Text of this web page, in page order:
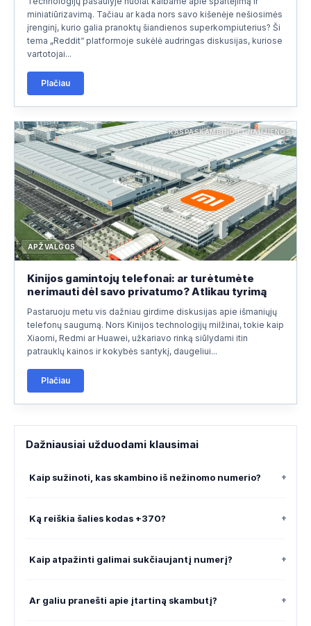
+370697
KAIMYNINĖS ŠALYS (5)
SKANDINAVIJA(5)
PIETŲ EUROPA (8) ▾
VIDURIO IR RYTŲ EUROPA(6) ▾
BALKANŲ ŠALYS(7) ▾
RUSIJA IR KAUKAZAS(4) ▾
ARTIMIEJI RYTAI (12)
AFRIKA(6)
VOKIETIJOS MIESTAI (DIDIEJI) (16)
JUNGTINĖS KARALYSTĖS MIESTAI (17)
miniatiūrizavimą. Tačiau ar kada nors savo kišenėje nešiosimės
įrenginį, kurio galia pranoktų šiandienos superkompiuterius? Ši
tema „Reddit“ platformoje sukėlė audringas diskusijas, kuriose
vartotojai...
Plačiau
KASPASKAMBINO.LT NAUJIENOS
APŽVALGOS
Kinijos gamintojų telefonai: ar turėtumėte
nerimauti dėl savo privatumo? Atlikau tyrimą
Pastaruoju metu vis dažniau girdime diskusijas apie išmaniųjų
telefonų saugumą. Nors Kinijos technologijų milžinai, tokie kaip
Xiaomi, Redmi ar Huawei, užkariavo rinką siūlydami itin
patrauklų kainos ir kokybės santykį, daugeliui...
Plačiau
Dažniausiai užduodami klausimai
Kaip sužinoti, kas skambino iš nežinomo numerio? +
Ką reiškia šalies kodas +370? +
Kaip atpažinti galimai sukčiaujantį numerį? +
Ar galiu pranešti apie įtartiną skambutį? +